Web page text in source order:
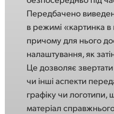
Передбачено
в режимі «картинка в
причому для нього
налаштування, як
Це дозволяє звертати
чи інші аспекти
графіку чи логотипи,
матеріал